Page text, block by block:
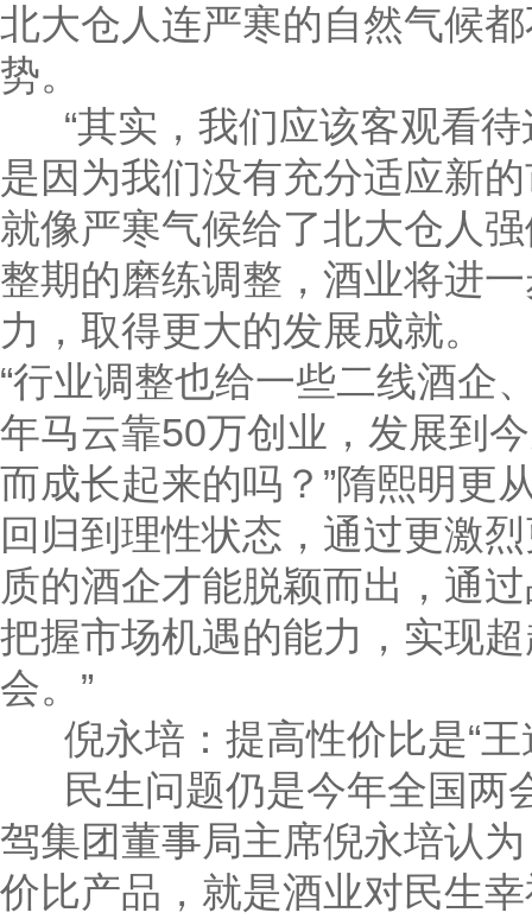
北大仓人连严寒的自然气候
势。
“其实，我们应该客观看待
是因为我们没有充分适应新
就像严寒气候给了北大仓人
整期的磨练调整，酒业将进
力，取得更大的发展成就。
“行业调整也给一些二线酒企
年马云靠50万创业，发展到
而成长起来的吗？”隋熙明更
回归到理性状态，通过更激
质的酒企才能脱颖而出，通
把握市场机遇的能力，实现
会。”
倪永培：提高性价比是“王
民生问题仍是今年全国两
驾集团董事局主席倪永培认
价比产品，就是酒业对民生